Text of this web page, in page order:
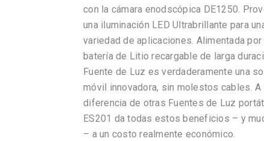
con la cámara enodscópica DE1250.
una iluminación LED Ultrabrillante para
variedad de aplicaciones. Alimentada por
batería de Litio recargable de larga
Fuente de Luz es verdaderamente una
móvil innovadora, sin molestos cables. A
diferencia de otras Fuentes de Luz
ES201 da todas estos beneficios – y
– a un costo realmente económico.